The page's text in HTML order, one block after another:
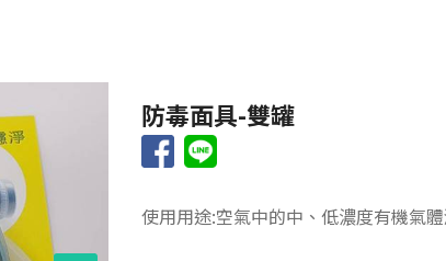
防毒面具-雙罐
使用用途:空氣中的中、低濃度有機氣